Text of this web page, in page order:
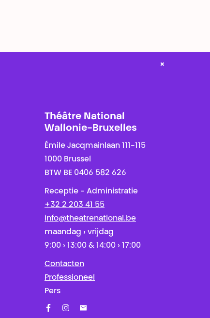
×
Théâtre National
Wallonie-Bruxelles
Émile Jacqmainlaan 111-115
1000 Brussel
BTW BE 0406 582 626
Receptie - Administratie
+32 2 203 41 55
info@theatrenational.be
maandag › vrijdag
9:00 › 13:00 & 14:00 › 17:00
Contacten
Professioneel
Pers